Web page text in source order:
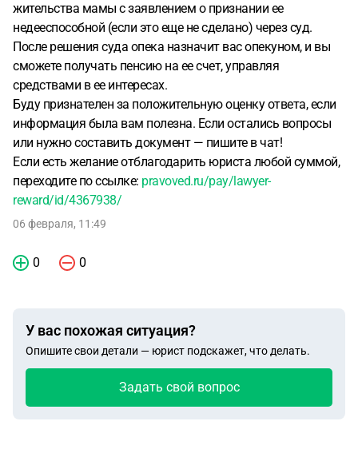
жительства мамы с заявлением о признании ее
недееспособной (если это еще не сделано) через суд.
После решения суда опека назначит вас опекуном, и вы
сможете получать пенсию на ее счет, управляя
средствами в ее интересах.
Буду признателен за положительную оценку ответа, если
информация была вам полезна. Если остались вопросы
или нужно составить документ — пишите в чат!
Если есть желание отблагодарить юриста любой суммой,
переходите по ссылке: pravoved.ru/pay/lawyer-
reward/id/4367938/
06 февраля, 11:49
0 0
У вас похожая ситуация?
Опишите свои детали — юрист подскажет, что делать.
Задать свой вопрос